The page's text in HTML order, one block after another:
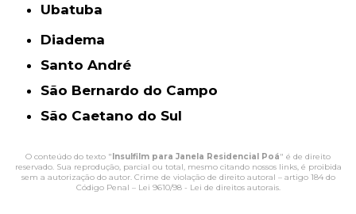
Ubatuba
Diadema
Santo André
São Bernardo do Campo
São Caetano do Sul
O conteúdo do texto "Insulfilm para Janela Residencial Poá" é de direito
reservado. Sua reprodução, parcial ou total, mesmo citando nossos links, é proibida
sem a autorização do autor. Crime de violação de direito autoral – artigo 184 do
Código Penal – Lei 9610/98 - Lei de direitos autorais.